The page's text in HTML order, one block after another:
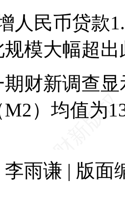
民币贷款
模大幅超
新调查显
）均值为
雨谦 | 版面